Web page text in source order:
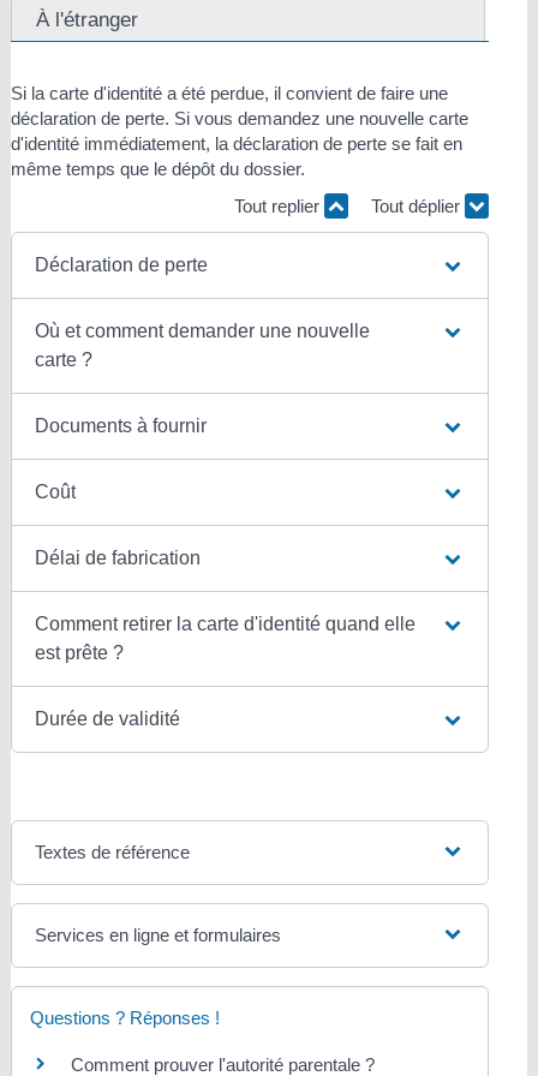
À l'étranger
Si la carte d'identité a été perdue, il convient de faire une
déclaration de perte. Si vous demandez une nouvelle carte
d'identité immédiatement, la déclaration de perte se fait en
même temps que le dépôt du dossier.
Tout replier
Tout déplier
Déclaration de perte
Où et comment demander une nouvelle
carte ?
Documents à fournir
Coût
Délai de fabrication
Comment retirer la carte d'identité quand elle
est prête ?
Durée de validité
Textes de référence
Services en ligne et formulaires
Questions ? Réponses !
Comment prouver l'autorité parentale ?